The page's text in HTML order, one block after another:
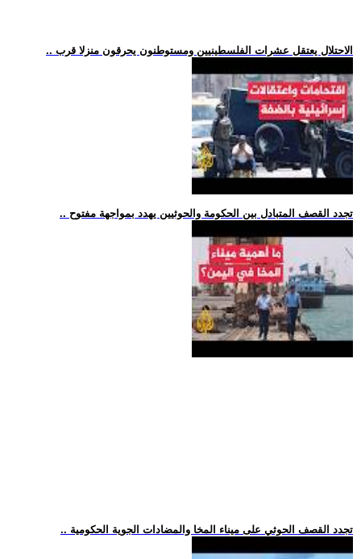
.. الاحتلال يعتقل عشرات الفلسطينيين ومستوطنون يحرقون منزلا قرب
.. تجدد القصف المتبادل بين الحكومة والحوثيين يهدد بمواجهة مفتوح
.. تجدد القصف الحوثي على ميناء المخا والمضادات الجوية الحكومية